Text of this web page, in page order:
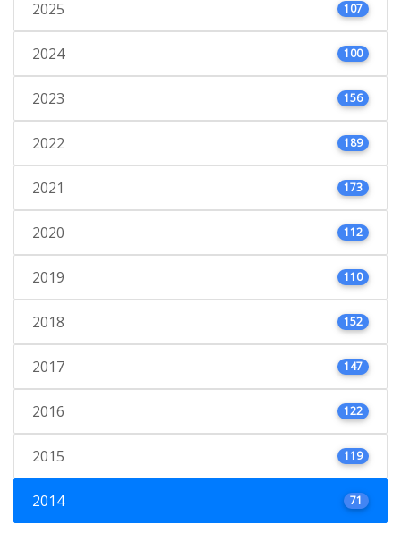
2025 107
2024 100
2023 156
2022 189
2021 173
2020 112
2019 110
2018 152
2017 147
2016 122
2015 119
2014 71